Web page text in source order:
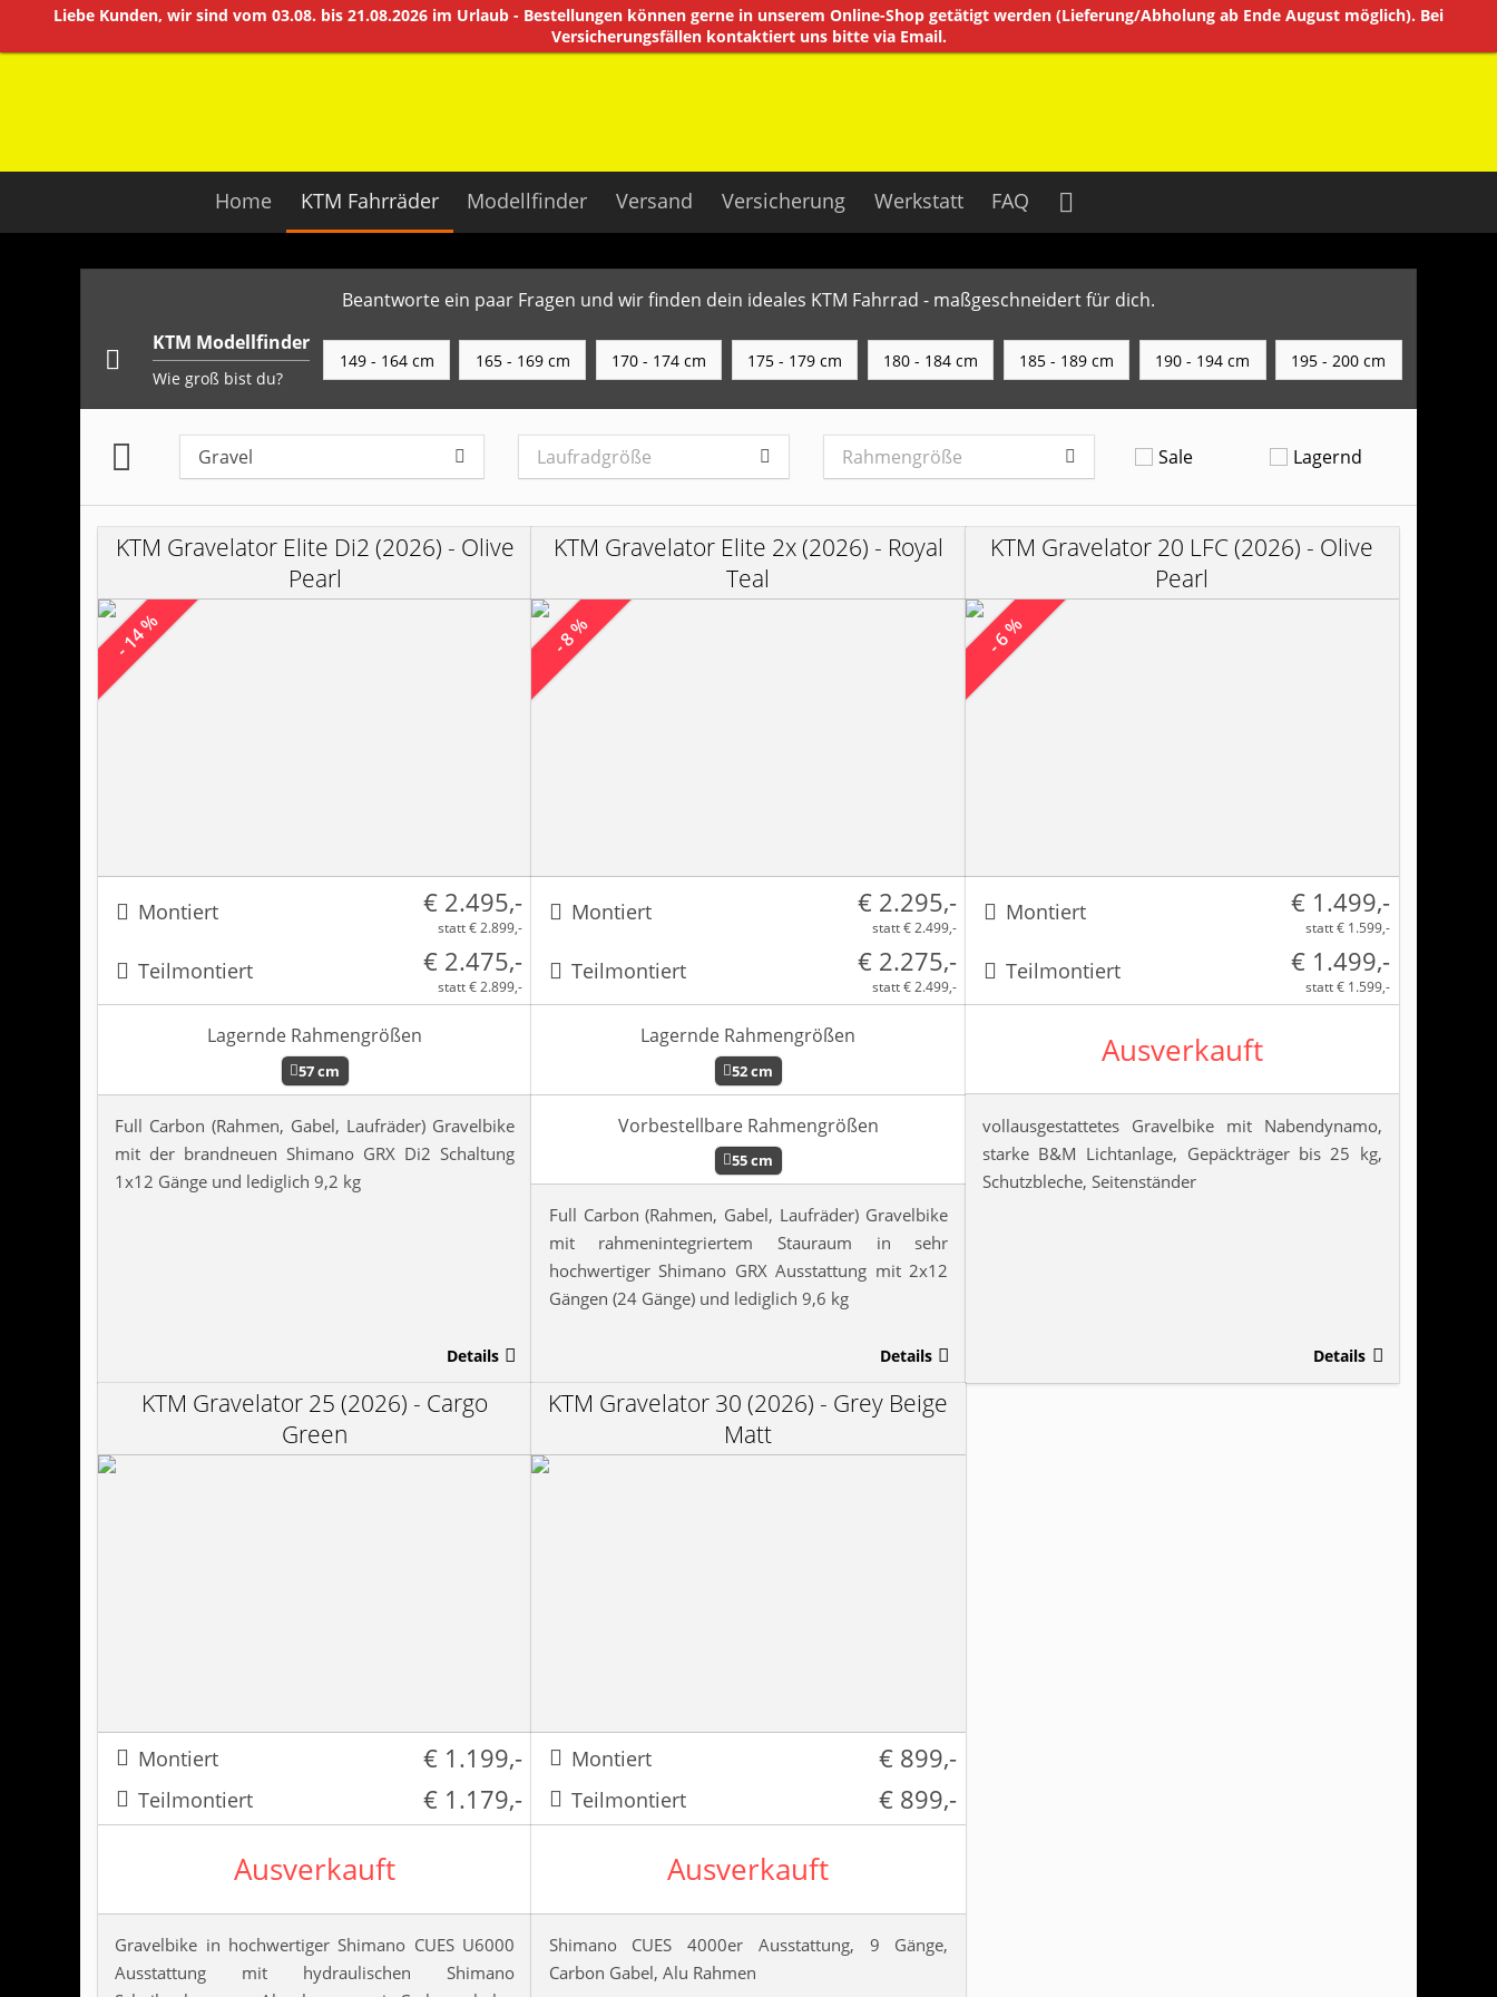
Liebe Kunden, wir sind vom 03.08. bis 21.08.2026 im Urlaub - Bestellungen können gerne in unserem Online-Shop getätigt werden (Lieferung/Abholung ab Ende August möglich). Bei
Versicherungsfällen kontaktiert uns bitte via Email.
Home KTM Fahrräder Modellfinder Versand Versicherung Werkstatt FAQ
Beantworte ein paar Fragen und wir finden dein ideales KTM Fahrrad - maßgeschneidert für dich.
KTM Modellfinder
Wie groß bist du?
149 - 164 cm 165 - 169 cm 170 - 174 cm 175 - 179 cm 180 - 184 cm 185 - 189 cm 190 - 194 cm 195 - 200 cm
Gravel Laufradgröße Rahmengröße Sale Lagernd
KTM Gravelator Elite Di2 (2026) - Olive
Pearl
- 14 %
Montiert € 2.495,-
statt € 2.899,-
Teilmontiert € 2.475,-
statt € 2.899,-
Lagernde Rahmengrößen
57 cm
Full Carbon (Rahmen, Gabel, Laufräder) Gravelbike
mit der brandneuen Shimano GRX Di2 Schaltung
1x12 Gänge und lediglich 9,2 kg
Details
KTM Gravelator Elite 2x (2026) - Royal
Teal
- 8 %
Montiert € 2.295,-
statt € 2.499,-
Teilmontiert € 2.275,-
statt € 2.499,-
Lagernde Rahmengrößen
52 cm
Vorbestellbare Rahmengrößen
55 cm
Full Carbon (Rahmen, Gabel, Laufräder) Gravelbike
mit rahmenintegriertem Stauraum in sehr
hochwertiger Shimano GRX Ausstattung mit 2x12
Gängen (24 Gänge) und lediglich 9,6 kg
Details
KTM Gravelator 20 LFC (2026) - Olive
Pearl
- 6 %
Montiert € 1.499,-
statt € 1.599,-
Teilmontiert € 1.499,-
statt € 1.599,-
Ausverkauft
vollausgestattetes Gravelbike mit Nabendynamo,
starke B&M Lichtanlage, Gepäckträger bis 25 kg,
Schutzbleche, Seitenständer
Details
KTM Gravelator 25 (2026) - Cargo
Green
Montiert € 1.199,-
Teilmontiert € 1.179,-
Ausverkauft
Gravelbike in hochwertiger Shimano CUES U6000
Ausstattung mit hydraulischen Shimano
KTM Gravelator 30 (2026) - Grey Beige
Matt
Montiert € 899,-
Teilmontiert € 899,-
Ausverkauft
Shimano CUES 4000er Ausstattung, 9 Gänge,
Carbon Gabel, Alu Rahmen